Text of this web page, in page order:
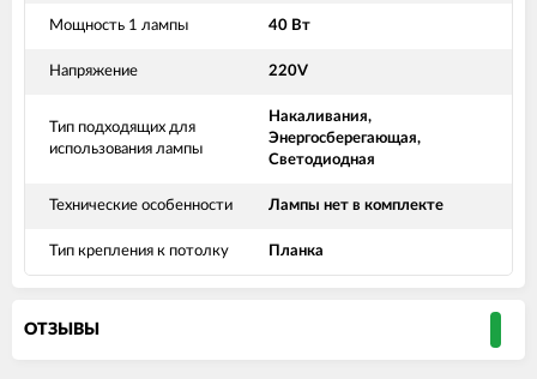
Мощность 1 лампы 40 Вт
Напряжение 220V
Тип подходящих для
использования лампы
Накаливания,
Энергосберегающая,
Светодиодная
Технические особенности Лампы нет в комплекте
Тип крепления к потолку Планка
ОТЗЫВЫ